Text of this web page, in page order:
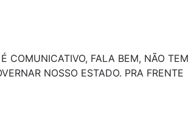
COMUNICATIVO, FALA BEM, NÃO TEM
NOSSO ESTADO. PRA FRENTE